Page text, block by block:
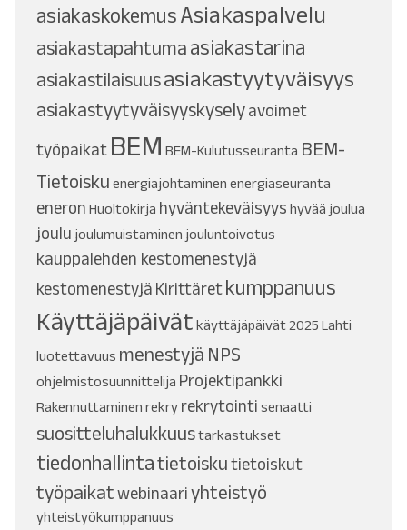
asiakaskokemusAsiakaspalvelu
asiakastapahtuma asiakastarina
asiakastilaisuusasiakastyytyväisyys
asiakastyytyväisyyskyselyavoimet
työpaikat BEM BEM-Kulutusseuranta BEM-
Tietoisku energiajohtaminen energiaseuranta
eneron Huoltokirja hyväntekeväisyys hyvää joulua
joulu joulumuistaminen jouluntoivotus
kauppalehden kestomenestyjä
kestomenestyjä Kirittäretkumppanuus
Käyttäjäpäivät käyttäjäpäivät 2025 Lahti
luotettavuus menestyjä NPS
ohjelmistosuunnittelija Projektipankki
Rakennuttaminen rekry rekrytointi senaatti
suositteluhalukkuustarkastukset
tiedonhallintatietoiskutietoiskut
työpaikatwebinaariyhteistyö
yhteistyökumppanuus